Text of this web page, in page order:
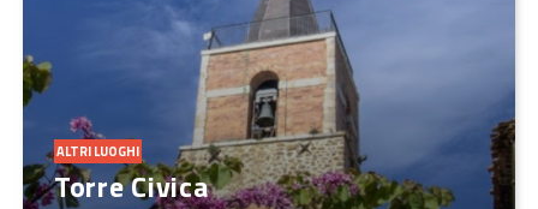
ALTRI LUOGHI
Torre Civica